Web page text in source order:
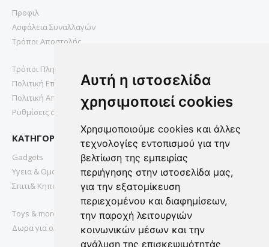
Αυτή η ιστοσελίδα
χρησιμοποιεί cookies
Χρησιμοποιούμε cookies και άλλες
τεχνολογίες εντοπισμού για την
βελτίωση της εμπειρίας
περιήγησης στην ιστοσελίδα μας,
για την εξατομίκευση
περιεχομένου και διαφημίσεων,
την παροχή λειτουργιών
κοινωνικών μέσων και την
ανάλυση της επισκεψιμότητάς
Προφιλ
Ασφάλεια Συναλλαγών
Τρόποι Αποστολής
Τρόποι Πληρωμής
Πολιτική Επιστροφών
Πολιτική Απορρήτου
Ρυθμίσεις cookies
ΚΑΤΗΓΟΡΙΕΣ
Gadgets
Υγεια & Ομορφια
Σπιτι& Κηπος
Toys & more
Δωρα για ολους